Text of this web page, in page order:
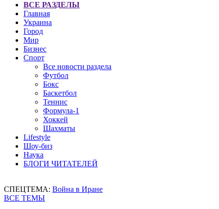
ВСЕ РАЗДЕЛЫ
Главная
Украина
Город
Мир
Бизнес
Спорт
Все новости раздела
Футбол
Бокс
Баскетбол
Теннис
Формула-1
Хоккей
Шахматы
Lifestyle
Шоу-биз
Наука
БЛОГИ ЧИТАТЕЛЕЙ
СПЕЦТЕМА: Война в Иране
ВСЕ ТЕМЫ